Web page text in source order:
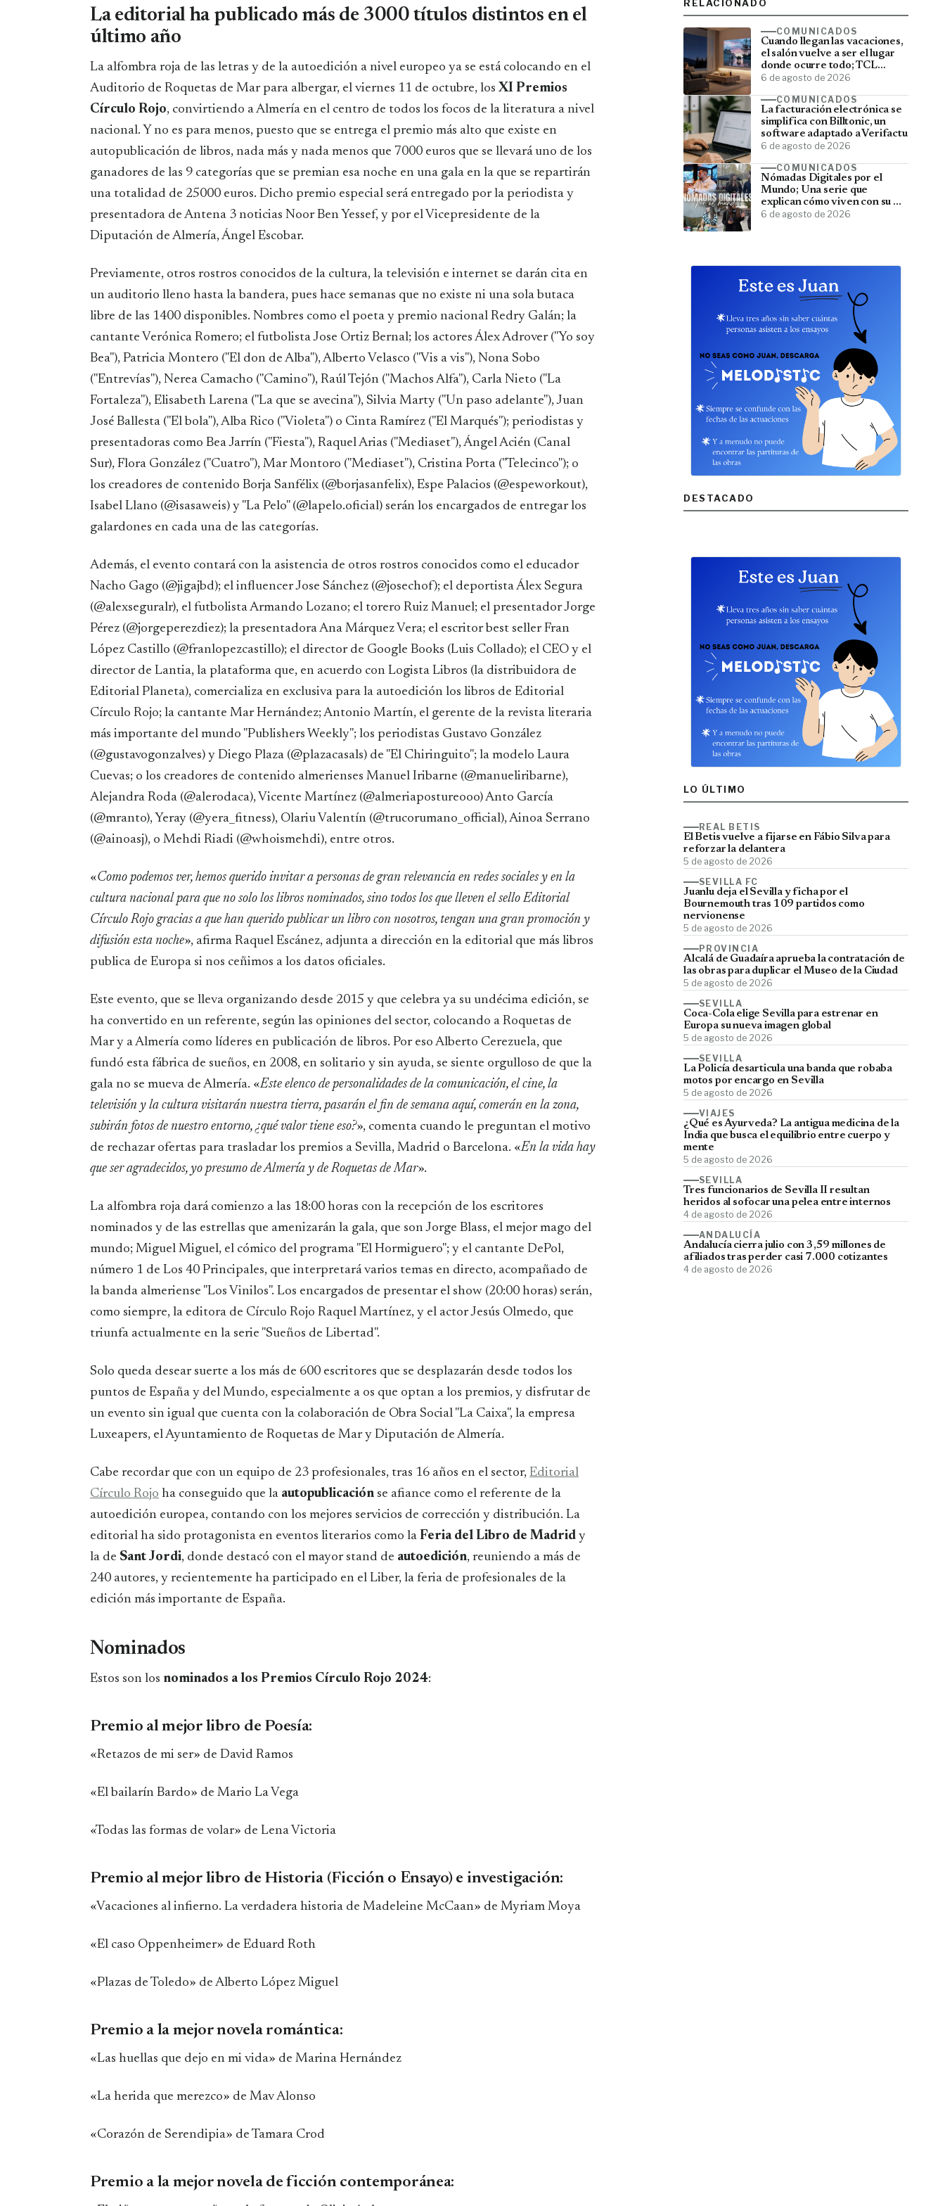
La editorial ha publicado más de 3000 títulos distintos en el
último año
La alfombra roja de las letras y de la autoedición a nivel europeo ya se está colocando en el
Auditorio de Roquetas de Mar para albergar, el viernes 11 de octubre, los XI Premios
Círculo Rojo, convirtiendo a Almería en el centro de todos los focos de la literatura a nivel
nacional. Y no es para menos, puesto que se entrega el premio más alto que existe en
autopublicación de libros, nada más y nada menos que 7000 euros que se llevará uno de los
ganadores de las 9 categorías que se premian esa noche en una gala en la que se repartirán
una totalidad de 25000 euros. Dicho premio especial será entregado por la periodista y
presentadora de Antena 3 noticias Noor Ben Yessef, y por el Vicepresidente de la
Diputación de Almería, Ángel Escobar.
Previamente, otros rostros conocidos de la cultura, la televisión e internet se darán cita en
un auditorio lleno hasta la bandera, pues hace semanas que no existe ni una sola butaca
libre de las 1400 disponibles. Nombres como el poeta y premio nacional Redry Galán; la
cantante Verónica Romero; el futbolista Jose Ortiz Bernal; los actores Álex Adrover ("Yo soy
Bea"), Patricia Montero ("El don de Alba"), Alberto Velasco ("Vis a vis"), Nona Sobo
("Entrevías"), Nerea Camacho ("Camino"), Raúl Tejón ("Machos Alfa"), Carla Nieto ("La
Fortaleza"), Elisabeth Larena ("La que se avecina"), Silvia Marty ("Un paso adelante"), Juan
José Ballesta ("El bola"), Alba Rico ("Violeta") o Cinta Ramírez ("El Marqués"); periodistas y
presentadoras como Bea Jarrín ("Fiesta"), Raquel Arias ("Mediaset"), Ángel Acién (Canal
Sur), Flora González ("Cuatro"), Mar Montoro ("Mediaset"), Cristina Porta ("Telecinco"); o
los creadores de contenido Borja Sanfélix (@borjasanfelix), Espe Palacios (@espeworkout),
Isabel Llano (@isasaweis) y "La Pelo" (@lapelo.oficial) serán los encargados de entregar los
galardones en cada una de las categorías.
Además, el evento contará con la asistencia de otros rostros conocidos como el educador
Nacho Gago (@jigajbd); el influencer Jose Sánchez (@josechof); el deportista Álex Segura
(@alexseguralr), el futbolista Armando Lozano; el torero Ruiz Manuel; el presentador Jorge
Pérez (@jorgeperezdiez); la presentadora Ana Márquez Vera; el escritor best seller Fran
López Castillo (@franlopezcastillo); el director de Google Books (Luis Collado); el CEO y el
director de Lantia, la plataforma que, en acuerdo con Logista Libros (la distribuidora de
Editorial Planeta), comercializa en exclusiva para la autoedición los libros de Editorial
Círculo Rojo; la cantante Mar Hernández; Antonio Martín, el gerente de la revista literaria
más importante del mundo "Publishers Weekly"; los periodistas Gustavo González
(@gustavogonzalves) y Diego Plaza (@plazacasals) de "El Chiringuito"; la modelo Laura
Cuevas; o los creadores de contenido almerienses Manuel Iribarne (@manueliribarne),
Alejandra Roda (@alerodaca), Vicente Martínez (@almeriapostureooo) Anto García
(@mranto), Yeray (@yera_fitness), Olariu Valentín (@trucorumano_official), Ainoa Serrano
(@ainoasj), o Mehdi Riadi (@whoismehdi), entre otros.
«Como podemos ver, hemos querido invitar a personas de gran relevancia en redes sociales y en la
cultura nacional para que no solo los libros nominados, sino todos los que lleven el sello Editorial
Círculo Rojo gracias a que han querido publicar un libro con nosotros, tengan una gran promoción y
difusión esta noche», afirma Raquel Escánez, adjunta a dirección en la editorial que más libros
publica de Europa si nos ceñimos a los datos oficiales.
Este evento, que se lleva organizando desde 2015 y que celebra ya su undécima edición, se
ha convertido en un referente, según las opiniones del sector, colocando a Roquetas de
Mar y a Almería como líderes en publicación de libros. Por eso Alberto Cerezuela, que
fundó esta fábrica de sueños, en 2008, en solitario y sin ayuda, se siente orgulloso de que la
gala no se mueva de Almería. «Este elenco de personalidades de la comunicación, el cine, la
televisión y la cultura visitarán nuestra tierra, pasarán el fin de semana aquí, comerán en la zona,
subirán fotos de nuestro entorno, ¿qué valor tiene eso?», comenta cuando le preguntan el motivo
de rechazar ofertas para trasladar los premios a Sevilla, Madrid o Barcelona. «En la vida hay
que ser agradecidos, yo presumo de Almería y de Roquetas de Mar».
La alfombra roja dará comienzo a las 18:00 horas con la recepción de los escritores
nominados y de las estrellas que amenizarán la gala, que son Jorge Blass, el mejor mago del
mundo; Miguel Miguel, el cómico del programa "El Hormiguero"; y el cantante DePol,
número 1 de Los 40 Principales, que interpretará varios temas en directo, acompañado de
la banda almeriense "Los Vinilos". Los encargados de presentar el show (20:00 horas) serán,
como siempre, la editora de Círculo Rojo Raquel Martínez, y el actor Jesús Olmedo, que
triunfa actualmente en la serie "Sueños de Libertad".
Solo queda desear suerte a los más de 600 escritores que se desplazarán desde todos los
puntos de España y del Mundo, especialmente a os que optan a los premios, y disfrutar de
un evento sin igual que cuenta con la colaboración de Obra Social "La Caixa", la empresa
Luxeapers, el Ayuntamiento de Roquetas de Mar y Diputación de Almería.
Cabe recordar que con un equipo de 23 profesionales, tras 16 años en el sector, Editorial
Círculo Rojo ha conseguido que la autopublicación se afiance como el referente de la
autoedición europea, contando con los mejores servicios de corrección y distribución. La
editorial ha sido protagonista en eventos literarios como la Feria del Libro de Madrid y
la de Sant Jordi, donde destacó con el mayor stand de autoedición, reuniendo a más de
240 autores, y recientemente ha participado en el Liber, la feria de profesionales de la
edición más importante de España.
Nominados
Estos son los nominados a los Premios Círculo Rojo 2024:
Premio al mejor libro de Poesía:
«Retazos de mi ser» de David Ramos
«El bailarín Bardo» de Mario La Vega
«Todas las formas de volar» de Lena Victoria
Premio al mejor libro de Historia (Ficción o Ensayo) e investigación:
«Vacaciones al infierno. La verdadera historia de Madeleine McCaan» de Myriam Moya
«El caso Oppenheimer» de Eduard Roth
«Plazas de Toledo» de Alberto López Miguel
Premio a la mejor novela romántica:
«Las huellas que dejo en mi vida» de Marina Hernández
«La herida que merezco» de Mav Alonso
«Corazón de Serendipia» de Tamara Crod
Premio a la mejor novela de ficción contemporánea:
RELACIONADO
COMUNICADOS
Cuando llegan las vacaciones,
el salón vuelve a ser el lugar
donde ocurre todo; TCL
convierte el televisor en el
6 de agosto de 2026
COMUNICADOS
La facturación electrónica se
simplifica con Billtonic, un
software adaptado a Verifactu
6 de agosto de 2026
COMUNICADOS
Nómadas Digitales por el
Mundo; Una serie que
explican cómo viven con su PC
y viajan por el mundo
6 de agosto de 2026
DESTACADO
LO ÚLTIMO
REAL BETIS
El Betis vuelve a fijarse en Fábio Silva para
reforzar la delantera
5 de agosto de 2026
SEVILLA FC
Juanlu deja el Sevilla y ficha por el
Bournemouth tras 109 partidos como
nervionense
5 de agosto de 2026
PROVINCIA
Alcalá de Guadaíra aprueba la contratación de
las obras para duplicar el Museo de la Ciudad
5 de agosto de 2026
SEVILLA
Coca-Cola elige Sevilla para estrenar en
Europa su nueva imagen global
5 de agosto de 2026
SEVILLA
La Policía desarticula una banda que robaba
motos por encargo en Sevilla
5 de agosto de 2026
VIAJES
¿Qué es Ayurveda? La antigua medicina de la
India que busca el equilibrio entre cuerpo y
mente
5 de agosto de 2026
SEVILLA
Tres funcionarios de Sevilla II resultan
heridos al sofocar una pelea entre internos
4 de agosto de 2026
ANDALUCÍA
Andalucía cierra julio con 3,59 millones de
afiliados tras perder casi 7.000 cotizantes
4 de agosto de 2026